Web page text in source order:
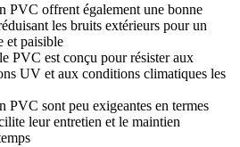
PVC offrent également une bonne
les bruits extérieurs pour un
et paisible
PVC est conçu pour résister aux
UV et aux conditions climatiques les
PVC sont peu exigeantes en termes
leur entretien et le maintien